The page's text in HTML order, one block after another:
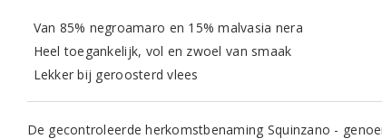
Van 85% negroamaro en 15% malvasia nera
Heel toegankelijk, vol en zwoel van smaak
Lekker bij geroosterd vlees
De gecontroleerde herkomstbenaming Squinzano -